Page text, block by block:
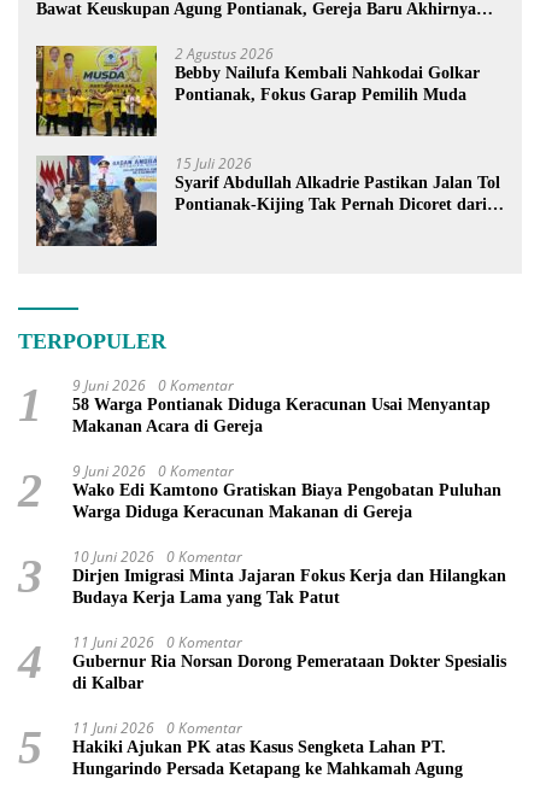
Bawat Keuskupan Agung Pontianak, Gereja Baru Akhirnya
2 Agustus 2026
Bebby Nailufa Kembali Nahkodai Golkar
Pontianak, Fokus Garap Pemilih Muda
15 Juli 2026
Syarif Abdullah Alkadrie Pastikan Jalan Tol
Pontianak-Kijing Tak Pernah Dicoret dari
TERPOPULER
1 9 Juni 2026 0 Komentar
58 Warga Pontianak Diduga Keracunan Usai Menyantap
Makanan Acara di Gereja
2 9 Juni 2026 0 Komentar
Wako Edi Kamtono Gratiskan Biaya Pengobatan Puluhan
Warga Diduga Keracunan Makanan di Gereja
3 10 Juni 2026 0 Komentar
Dirjen Imigrasi Minta Jajaran Fokus Kerja dan Hilangkan
Budaya Kerja Lama yang Tak Patut
4 11 Juni 2026 0 Komentar
Gubernur Ria Norsan Dorong Pemerataan Dokter Spesialis
di Kalbar
5 11 Juni 2026 0 Komentar
Hakiki Ajukan PK atas Kasus Sengketa Lahan PT.
Hungarindo Persada Ketapang ke Mahkamah Agung